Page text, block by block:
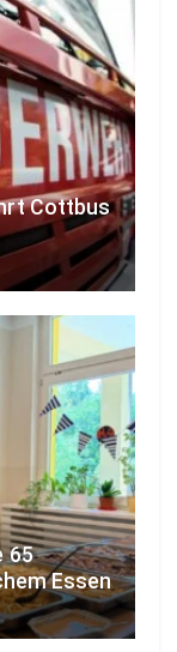
Cottbus
65
Essen